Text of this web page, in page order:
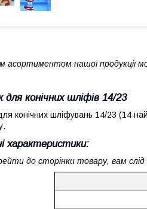
асортиментом нашої продукції
для конічних шліфів 14/23
конічних шліфувань 14/23 (14
характеристики:
до сторінки товару, вам